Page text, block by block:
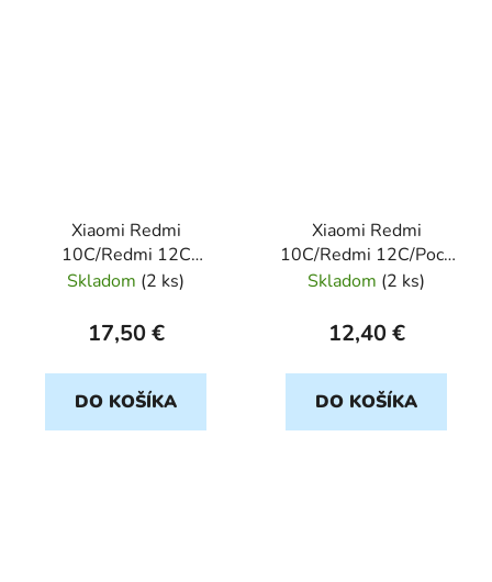
Xiaomi Redmi
10C/Redmi 12C
transparent ARMOR
Skladom (2 ks)
17,50 €
DO KOŠÍKA
Xiaomi Redmi
10C/Redmi 12C/Poco
C40 5D cierny ochranné
Skladom (2 ks)
12,40 €
DO KOŠÍKA